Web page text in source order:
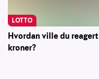
Hvordan ville du
kroner?
LOTTO